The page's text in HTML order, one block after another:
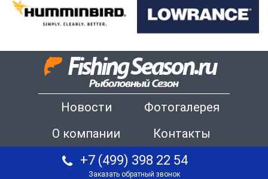
Новости
Фотогалерея
О компании
Контакты
+7 (499) 398 22 54
Заказать обратный звонок